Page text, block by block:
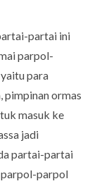
partai ini
parpol-
para
pimpinan ormas
masuk ke
jadi
partai-partai
parpol-parpol